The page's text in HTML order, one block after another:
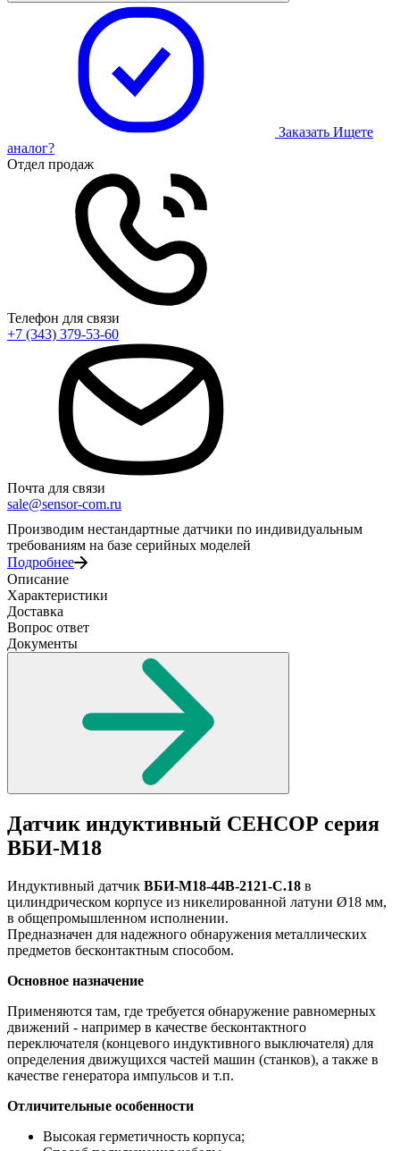
Заказать Ищете
аналог?
Отдел продаж
Телефон для связи
+7 (343) 379-53-60
Почта для связи
sale@sensor-com.ru
Производим нестандартные датчики по индивидуальным
требованиям на базе серийных моделей
Подробнее
Описание
Характеристики
Доставка
Вопрос ответ
Документы
Датчик индуктивный СЕНСОР серия
ВБИ-М18
Индуктивный датчик ВБИ-М18-44В-2121-С.18 в
цилиндрическом корпусе из никелированной латуни Ø18 мм,
в общепромышленном исполнении.
Предназначен для надежного обнаружения металлических
предметов бесконтактным способом.
Основное назначение
Применяются там, где требуется обнаружение равномерных
движений - например в качестве бесконтактного
переключателя (концевого индуктивного выключателя) для
определения движущихся частей машин (станков), а также в
качестве генератора импульсов и т.п.
Отличительные особенности
Высокая герметичность корпуса;